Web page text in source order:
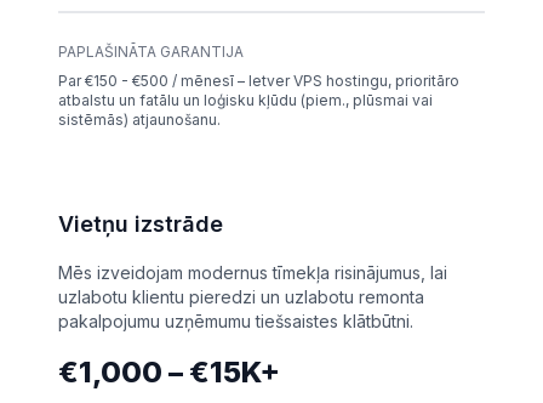
PAPLAŠINĀTA GARANTIJA
Par €150 - €500 / mēnesī – Ietver VPS hostingu, prioritāro
atbalstu un fatālu un loģisku kļūdu (piem., plūsmai vai
sistēmās) atjaunošanu.
Vietņu izstrāde
Mēs izveidojam modernus tīmekļa risinājumus, lai
uzlabotu klientu pieredzi un uzlabotu remonta
pakalpojumu uzņēmumu tiešsaistes klātbūtni.
€1,000 – €15K+